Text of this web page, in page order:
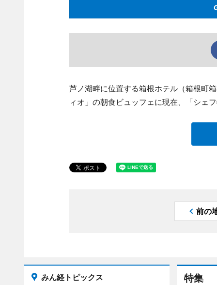
芦ノ湖畔に位置する箱根ホテル（箱根町
ィオ」の朝食ビュッフェに現在、「シェ
前の
特集
みん経トピックス